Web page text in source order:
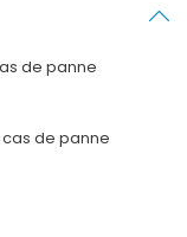
de panne
cas de panne